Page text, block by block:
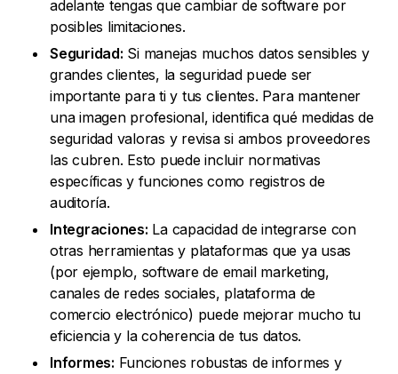
adelante tengas que cambiar de software por
posibles limitaciones.
Seguridad: Si manejas muchos datos sensibles y
grandes clientes, la seguridad puede ser
importante para ti y tus clientes. Para mantener
una imagen profesional, identifica qué medidas de
seguridad valoras y revisa si ambos proveedores
las cubren. Esto puede incluir normativas
específicas y funciones como registros de
auditoría.
Integraciones: La capacidad de integrarse con
otras herramientas y plataformas que ya usas
(por ejemplo, software de email marketing,
canales de redes sociales, plataforma de
comercio electrónico) puede mejorar mucho tu
eficiencia y la coherencia de tus datos.
Informes: Funciones robustas de informes y